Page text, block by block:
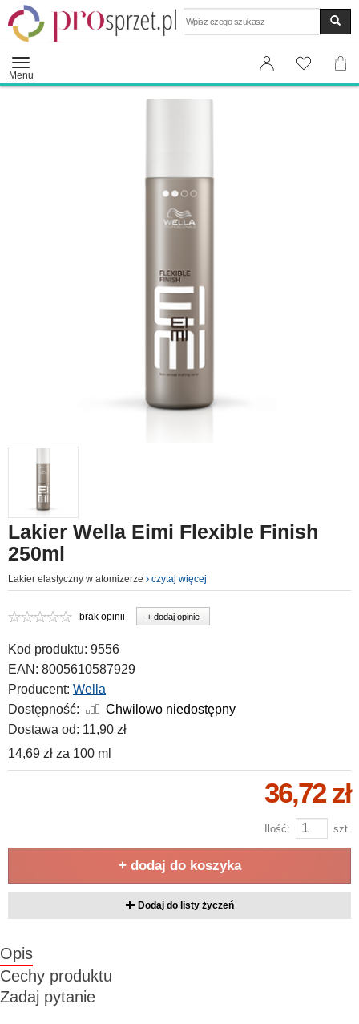
Menu
Lakier Wella Eimi Flexible Finish
250ml
Lakier elastyczny w atomizerze czytaj więcej
brak opinii + dodaj opinie
Kod produktu: 9556
EAN: 8005610587929
Producent: Wella
Dostępność:
Chwilowo niedostępny
Dostawa od: 11,90 zł
14,69 zł za 100 ml
36,72 zł
Ilość: szt.
+ dodaj do koszyka
Dodaj do listy życzeń
Opis
Cechy produktu
Zadaj pytanie